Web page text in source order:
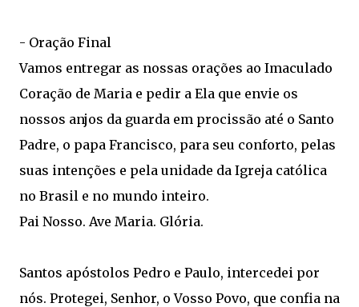
- Oração Final
Vamos entregar as nossas orações ao Imaculado
Coração de Maria e pedir a Ela que envie os
nossos anjos da guarda em procissão até o Santo
Padre, o papa Francisco, para seu conforto, pelas
suas intenções e pela unidade da Igreja católica
no Brasil e no mundo inteiro.
Pai Nosso. Ave Maria. Glória.
Santos apóstolos Pedro e Paulo, intercedei por
nós. Protegei, Senhor, o Vosso Povo, que confia na